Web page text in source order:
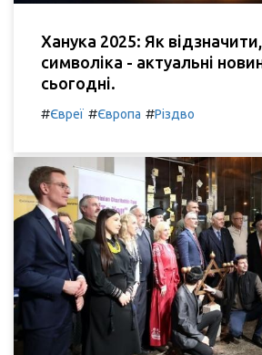
Ханука 2025: Як
символіка - актуальні
сьогодні.
#Євреї #Європа #Різдво